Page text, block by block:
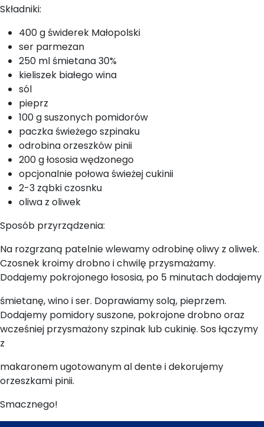
Składniki:
400 g świderek Małopolski
ser parmezan
250 ml śmietana 30%
kieliszek białego wina
sól
pieprz
100 g suszonych pomidorów
paczka świeżego szpinaku
odrobina orzeszków pinii
200 g łososia wędzonego
opcjonalnie połowa świeżej cukinii
2-3 ząbki czosnku
oliwa z oliwek
Sposób przyrządzenia:
Na rozgrzaną patelnie wlewamy odrobinę oliwy z oliwek.
Czosnek kroimy drobno i chwilę przysmażamy.
Dodajemy pokrojonego łososia, po 5 minutach dodajemy
śmietanę, wino i ser. Doprawiamy solą, pieprzem.
Dodajemy pomidory suszone, pokrojone drobno oraz
wcześniej przysmażony szpinak lub cukinię. Sos łączymy
z
makaronem ugotowanym al dente i dekorujemy
orzeszkami pinii.
Smacznego!